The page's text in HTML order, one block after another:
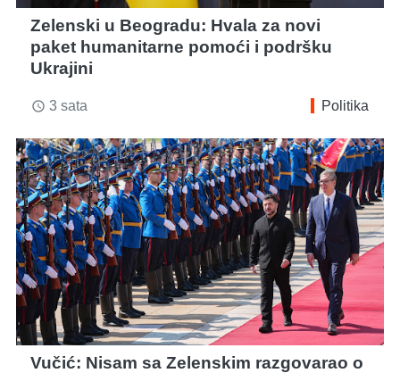
Zelenski u Beogradu: Hvala za novi
paket humanitarne pomoći i podršku
Ukrajini
access_time 3 sata Politika
Vučić: Nisam sa Zelenskim razgovarao o